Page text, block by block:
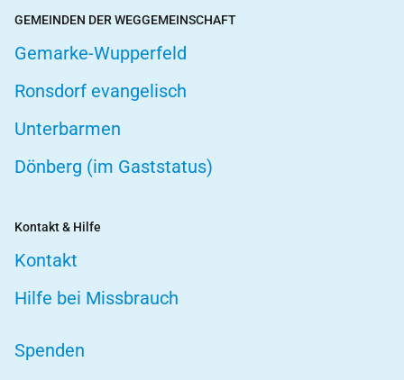
GEMEINDEN DER WEGGEMEINSCHAFT
Gemarke-Wupperfeld
Ronsdorf evangelisch
Unterbarmen
Dönberg (im Gaststatus)
Kontakt & Hilfe
Kontakt
Hilfe bei Missbrauch
Spenden